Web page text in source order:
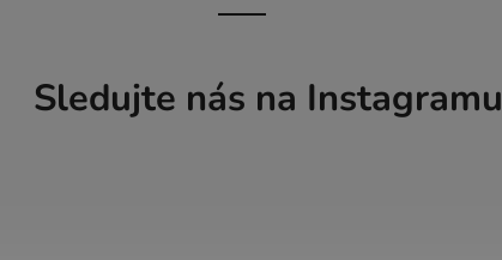
Sledujte nás na Instagramu